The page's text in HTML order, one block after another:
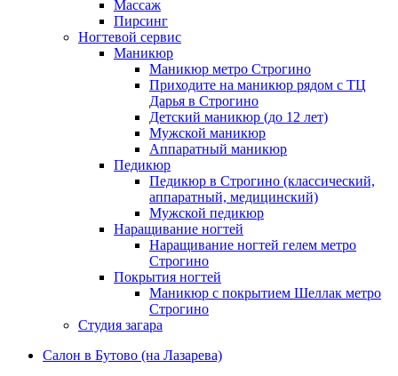
Массаж
Пирсинг
Ногтевой сервис
Маникюр
Маникюр метро Строгино
Приходите на маникюр рядом с ТЦ
Дарья в Строгино
Детский маникюр (до 12 лет)
Мужской маникюр
Аппаратный маникюр
Педикюр
Педикюр в Строгино (классический,
аппаратный, медицинский)
Мужской педикюр
Наращивание ногтей
Наращивание ногтей гелем метро
Строгино
Покрытия ногтей
Маникюр с покрытием Шеллак метро
Строгино
Студия загара
Салон в Бутово (на Лазарева)